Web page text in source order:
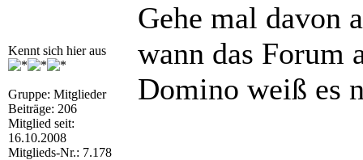
Kennt sich hier aus
Gruppe: Mitglieder
Beiträge: 206
Mitglied seit:
16.10.2008
Mitglieds-Nr.: 7.178
Gehe mal davon
wann das Forum
Domino weiß es